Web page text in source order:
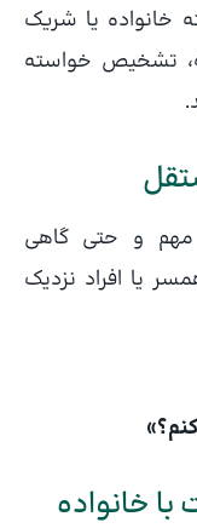
یا شریک
تشخیص خواسته
و حتی گاهی
یا افراد نزدیک
خانواده